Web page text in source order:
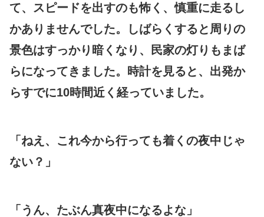
て、スピードを出すのも怖く、慎重に走るし
かありませんでした。しばらくすると周りの
景色はすっかり暗くなり、民家の灯りもまば
らになってきました。時計を見ると、出発か
らすでに10時間近く経っていました。
「ねえ、これ今から行っても着くの夜中じゃ
ない？」
「うん、たぶん真夜中になるよな」